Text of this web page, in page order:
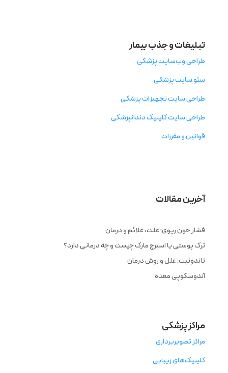
تبلیغات و جذب بیمار
طراحی وب‌سایت پزشکی
سئو سایت پزشکی
طراحی سایت تجهیزات پزشکی
طراحی سایت کلینیک دندانپزشکی
قوانین و مقررات
آخرین مقالات
فشار خون ریوی: علت، علائم و درمان
ترک پوستی یا استرچ مارک چیست و چه درمانی دارد؟
تاندونیت: علل و روش درمان
آندوسکوپی معده
مراکز پزشکی
مراکز تصویربرداری
کلینیک‌های زیبایی